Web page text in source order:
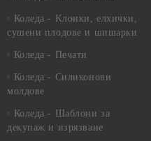
Коледа - Kлонки, елхички,
сушени плодове и шишарки
Коледа - Печати
Коледа - Силиконови
молдове
Коледа - Шаблони за
декупаж и изрязване